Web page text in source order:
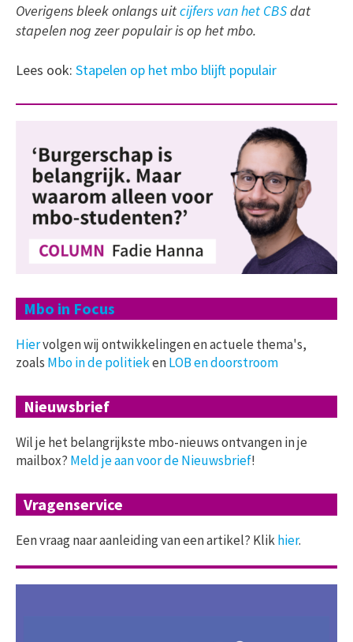
Overigens bleek onlangs uitcijfers van het CBSdat
stapelen nog zeer populair is op het mbo.
Lees ook: Stapelen op het mbo blijft populair
Mbo in Focus
Hiervolgen wij ontwikkelingen en actuele thema's,
zoals Mbo in de politiekenLOB en doorstroom
Nieuwsbrief
Wil je het belangrijkste mbo-nieuws ontvangen in je
mailbox? Meld je aan voor de Nieuwsbrief!
Vragenservice
Een vraag naar aanleiding van een artikel? Klikhier.